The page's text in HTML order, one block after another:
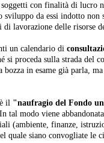
soggetti con finalità di lucro
da essi indotto non
di lavorazione delle risorse
un calendario di
proceda sulla strada del
in esame già parla,
il "naufragio del Fondo
tal modo viene
(ambiente, finanze,
quale siano convogliate le